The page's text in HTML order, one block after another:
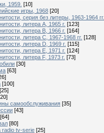
1959. [10]
игры, 1968 [20]
серия без литеры, 1963-1964 гг.
литера A, 1965 г. [123]
литера B, 1966 г. [164]
литера C, 1967-1968 гг. [128]
литера D, 1969 г. [115]
литера E, 1971 г. [124]
литера F, 1973 г. [73]
[30]
[63]
[100]
[25]
самообслуживания [35]
[43]
[64]
[80]
radio tv-serie [25]